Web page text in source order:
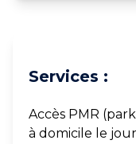
Services :
Accès PMR
à domicile le